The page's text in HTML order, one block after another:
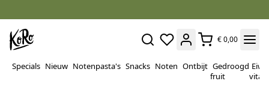
€ 0,00
Specials Nieuw Notenpasta's Snacks Noten Ontbijt Gedroogd
fruit